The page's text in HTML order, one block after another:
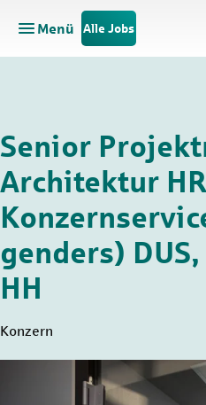
Zum Hauptinhalt springen
Zur Navigation springen
Menü
Hauptnavigation öffnen
Alle Jobs
Senior
Architektur
genders) DUS,
HH
Konzern